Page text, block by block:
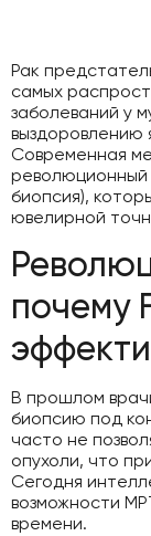
Рак
самых
заболеваний у
выздоровлению
Современная
биопсия),
ювелирной
почему
В прошлом
биопсию под
часто не
опухоли, что
Сегодня
возможности
времени.